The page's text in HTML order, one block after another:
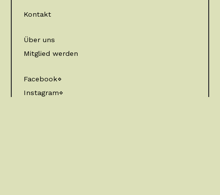
Kontakt
Über uns
Mitglied werden
Facebook
Instagram